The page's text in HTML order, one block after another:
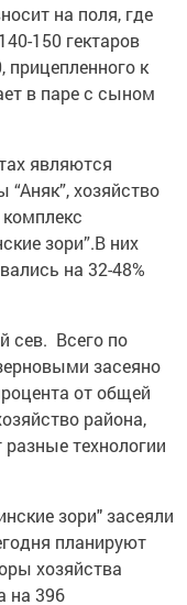
на поля, где
150 гектаров
к
в паре с сыном
являются
хозяйство
зори”.В них
на 32-48%
сев. Всего по
засеяно
от общей
района,
технологии
зори" засеяли
планируют
хозяйства
на 396